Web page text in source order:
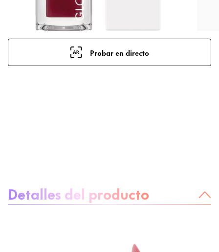
Probar en directo
Detalles del producto